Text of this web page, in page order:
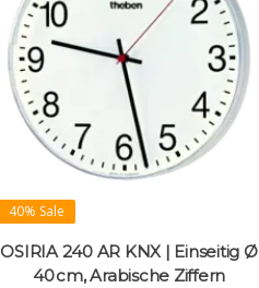
40% Sale
OSIRIA 240 AR KNX | Einseitig Ø
40 cm, Arabische Ziffern